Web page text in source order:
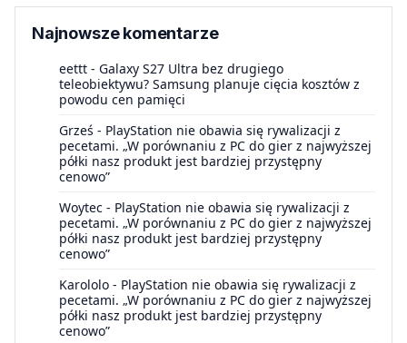
Najnowsze komentarze
eettt - Galaxy S27 Ultra bez drugiego
teleobiektywu? Samsung planuje cięcia kosztów z
powodu cen pamięci
Grześ - PlayStation nie obawia się rywalizacji z
pecetami. „W porównaniu z PC do gier z najwyższej
półki nasz produkt jest bardziej przystępny
cenowo”
Woytec - PlayStation nie obawia się rywalizacji z
pecetami. „W porównaniu z PC do gier z najwyższej
półki nasz produkt jest bardziej przystępny
cenowo”
Karololo - PlayStation nie obawia się rywalizacji z
pecetami. „W porównaniu z PC do gier z najwyższej
półki nasz produkt jest bardziej przystępny
cenowo”